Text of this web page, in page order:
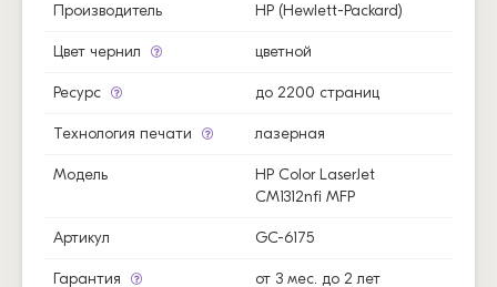
Производитель HP (Hewlett-Packard)
Цвет чернил цветной
Ресурс до 2200 страниц
Технология печати лазерная
Модель
HP Color LaserJet
CM1312nfi MFP
Артикул GC-6175
Гарантия от 3 мес. до 2 лет